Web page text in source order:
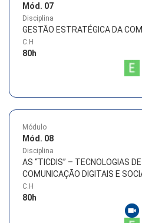
Mód. 07
Disciplina
GESTÃO ESTRATÉGICA DA
C.H
80h
Módulo
Mód. 08
Disciplina
AS “TICDIS” – TECNOLOGIAS
COMUNICAÇÃO DIGITAIS E
C.H
80h